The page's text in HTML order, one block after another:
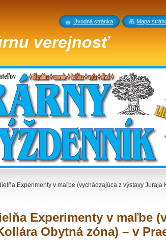
verejnosť
Experimenty v maľbe (vychádzajúca z výstavy Juraja
Experimenty v maľbe
Obytná zóna) – v
Úvodná stránka Mapa